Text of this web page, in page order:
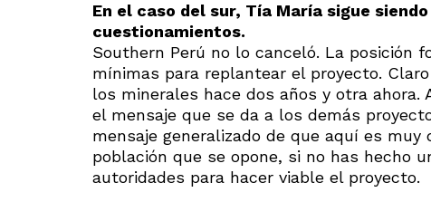
En el caso del sur, Tía María sigue
cuestionamientos.
Southern Perú no lo canceló. La posición
mínimas para replantear el proyecto.
los minerales hace dos años y otra
el mensaje que se da a los demás
mensaje generalizado de que aquí es
población que se opone, si no has hecho
autoridades para hacer viable el proyecto.